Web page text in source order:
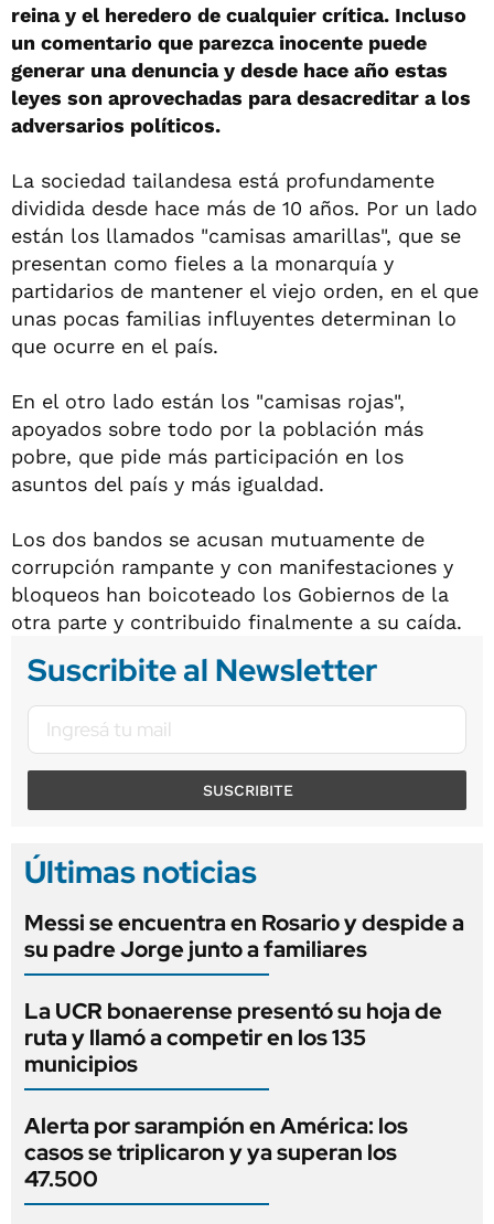
reina y el heredero de cualquier crítica. Incluso
un comentario que parezca inocente puede
generar una denuncia y desde hace año estas
leyes son aprovechadas para desacreditar a los
adversarios políticos.
La sociedad tailandesa está profundamente
dividida desde hace más de 10 años. Por un lado
están los llamados "camisas amarillas", que se
presentan como fieles a la monarquía y
partidarios de mantener el viejo orden, en el que
unas pocas familias influyentes determinan lo
que ocurre en el país.
En el otro lado están los "camisas rojas",
apoyados sobre todo por la población más
pobre, que pide más participación en los
asuntos del país y más igualdad.
Los dos bandos se acusan mutuamente de
corrupción rampante y con manifestaciones y
bloqueos han boicoteado los Gobiernos de la
otra parte y contribuido finalmente a su caída.
Suscribite al Newsletter
SUSCRIBITE
Últimas noticias
Messi se encuentra en Rosario y despide a
su padre Jorge junto a familiares
La UCR bonaerense presentó su hoja de
ruta y llamó a competir en los 135
municipios
Alerta por sarampión en América: los
casos se triplicaron y ya superan los
47.500